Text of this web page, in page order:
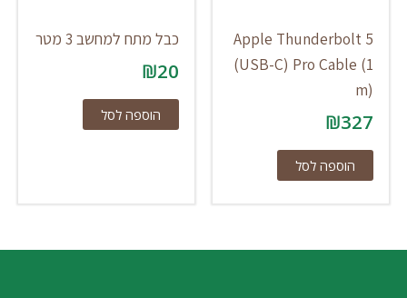
Apple Thunderbolt 5
(USB-C) Pro Cable (1
m)
₪327
הוספה לסל
כבל מתח למחשב 3 מטר
₪20
הוספה לסל